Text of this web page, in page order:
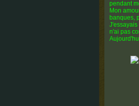
pendant
Mon
banques,
n'ai pas